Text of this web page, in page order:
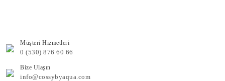
Müşteri Hizmetleri
0 (530) 876 60 66
Bize Ulaşın
info@cossybyaqua.com